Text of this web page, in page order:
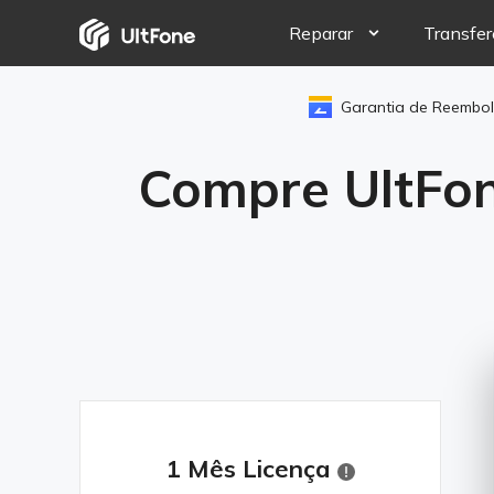
Reparar
iOS System
Android
Entrar & sair do
Garantia de
Compre
1 Mês Licença